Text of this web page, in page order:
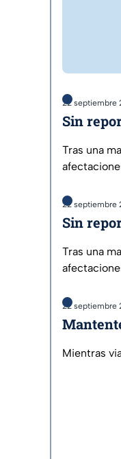
22 septiembre
Sin
Tras una
22 septiembre
Sin
Tras una
22 septiembre
Mientras